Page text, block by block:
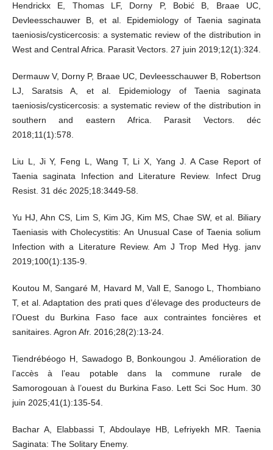
Hendrickx E, Thomas LF, Dorny P, Bobić B, Braae UC,
Devleesschauwer B, et al. Epidemiology of Taenia saginata
taeniosis/cysticercosis: a systematic review of the distribution in
West and Central Africa. Parasit Vectors. 27 juin 2019;12(1):324.
Dermauw V, Dorny P, Braae UC, Devleesschauwer B, Robertson
LJ, Saratsis A, et al. Epidemiology of Taenia saginata
taeniosis/cysticercosis: a systematic review of the distribution in
southern and eastern Africa. Parasit Vectors. déc
2018;11(1):578.
Liu L, Ji Y, Feng L, Wang T, Li X, Yang J. A Case Report of
Taenia saginata Infection and Literature Review. Infect Drug
Resist. 31 déc 2025;18:3449‑58.
Yu HJ, Ahn CS, Lim S, Kim JG, Kim MS, Chae SW, et al. Biliary
Taeniasis with Cholecystitis: An Unusual Case of Taenia solium
Infection with a Literature Review. Am J Trop Med Hyg. janv
2019;100(1):135‑9.
Koutou M, Sangaré M, Havard M, Vall E, Sanogo L, Thombiano
T, et al. Adaptation des prati ques d’élevage des producteurs de
l’Ouest du Burkina Faso face aux contraintes foncières et
sanitaires. Agron Afr. 2016;28(2):13‑24.
Tiendrébéogo H, Sawadogo B, Bonkoungou J. Amélioration de
l’accès à l’eau potable dans la commune rurale de
Samorogouan à l’ouest du Burkina Faso. Lett Sci Soc Hum. 30
juin 2025;41(1):135‑54.
Bachar A, Elabbassi T, Abdoulaye HB, Lefriyekh MR. Taenia
Saginata: The Solitary Enemy.